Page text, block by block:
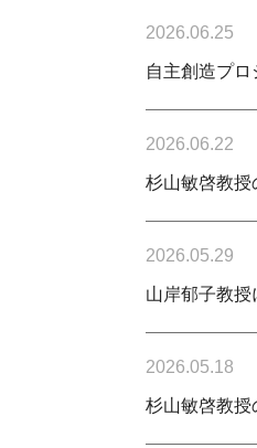
2026.06.25
自主創造プ
2026.06.22
杉山敏啓教授
2026.05.29
山岸郁子教
2026.05.18
杉山敏啓教授